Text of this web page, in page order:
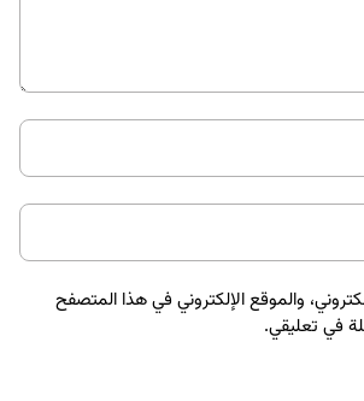
والموقع الإلكتروني في هذا المتصفح
في تعليقي.